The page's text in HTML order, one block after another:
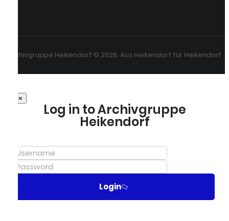
Archivgruppe Heikendorf © 2026. Aus Heikendorf für Heikendorf
×
Log in to Archivgruppe
Heikendorf
Login